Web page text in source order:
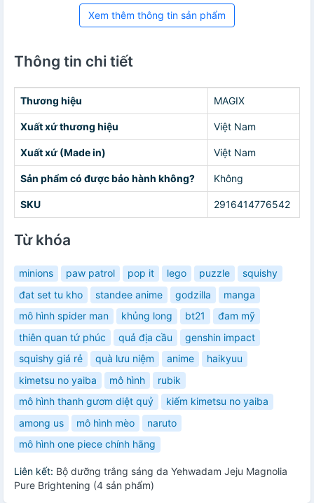
Xem thêm thông tin sản phẩm
Thông tin chi tiết
Thương hiệu MAGIX
Xuất xứ thương hiệu Việt Nam
Xuất xứ (Made in) Việt Nam
Sản phẩm có được bảo hành không? Không
SKU 2916414776542
Từ khóa
minions paw patrol pop it lego puzzle
squishy
đat set tu kho
standee anime godzilla
manga
mô hình spider man
khủng long bt21
đam mỹ
thiên quan tứ phúc
quả địa cầu
genshin impact
squishy giá rẻ
quà lưu niệm anime
haikyuu
kimetsu no yaiba
mô hình
rubik
mô hình thanh gươm diệt quỷ
kiếm kimetsu no yaiba
among us
mô hình mèo
naruto
mô hình one piece chính hãng
Liên kết: Bộ dưỡng trắng sáng da Yehwadam Jeju Magnolia
Pure Brightening (4 sản phẩm)